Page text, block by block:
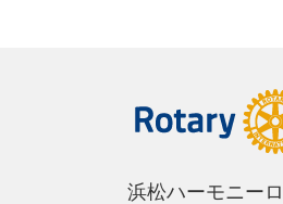
浜松ハーモニー